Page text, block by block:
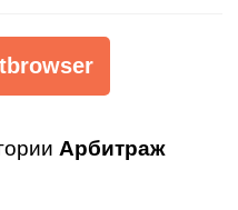
Арбитраж